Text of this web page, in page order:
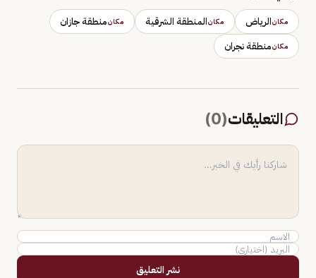
مكانالرياض مكانالمنطقة الشرقية مكانمنطقة جازان
مكانمنطقة نجران
التعليقات(
0
)
نشر التعليق